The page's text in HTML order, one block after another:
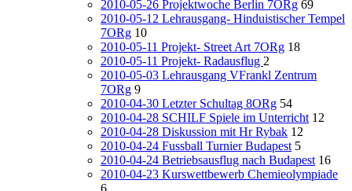
2010-05-26 Projektwoche Berlin 7ORg 69
2010-05-12 Lehrausgang- Hinduistischer Tempel
7ORg 10
2010-05-11 Projekt- Street Art 7ORg 18
2010-05-11 Projekt- Radausflug 2
2010-05-03 Lehrausgang VFrankl Zentrum
7ORg 9
2010-04-30 Letzter Schultag 8ORg 54
2010-04-28 SCHILF Spiele im Unterricht 12
2010-04-28 Diskussion mit Hr Rybak 12
2010-04-24 Fussball Turnier Budapest 5
2010-04-24 Betriebsausflug nach Budapest 16
2010-04-23 Kurswettbewerb Chemieolympiade
6